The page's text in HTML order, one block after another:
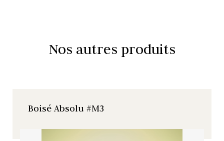
Nos autres produits
Boisé Absolu #M3